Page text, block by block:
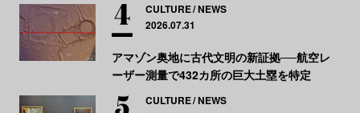
CULTURE NEWS
2026.07.31
アマゾン奥地に古代文明の新証拠──航空レ
ーザー測量で432カ所の巨大土塁を特定
CULTURE NEWS